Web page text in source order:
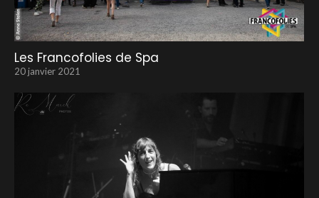
Les Francofolies de Spa
20 janvier 2021